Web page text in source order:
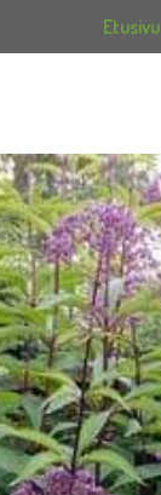
Etusivu